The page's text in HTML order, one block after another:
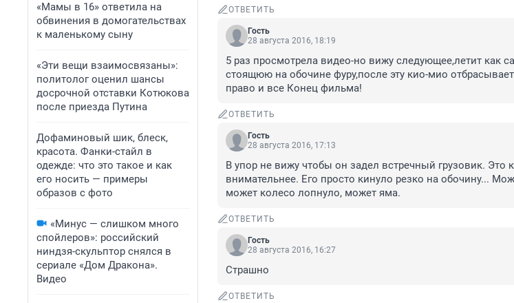
«Мамы в 16» ответила на
обвинения в домогательствах
к маленькому сыну
«Эти вещи взаимосвязаны»:
политолог оценил шансы
досрочной отставки Котюкова
после приезда Путина
Дофаминовый шик, блеск,
красота. Фанки-стайл в
одежде: что это такое и как
его носить — примеры
образов с фото
«Минус — слишком много
спойлеров»: российский
ниндзя-скульптор снялся в
сериале «Дом Дракона».
Видео
ОТВЕТИТЬ
Гость
28 августа 2016, 18:19
5 раз просмотрела видео-но вижу следующее,летит как
стоящюю на обочине фуру,после эту кио-мио
право и все Конец фильма!
ОТВЕТИТЬ
Гость
28 августа 2016, 17:13
В упор не вижу чтобы он задел встречный грузовик. Это
внимательнее. Его просто кинуло резко на обочину...
может колесо лопнуло, может яма.
ОТВЕТИТЬ
Гость
28 августа 2016, 16:27
Страшно
ОТВЕТИТЬ